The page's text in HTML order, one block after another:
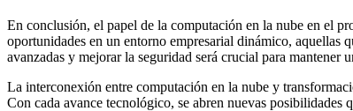
En conclusión, el papel de la computación en la nube en el
oportunidades en un entorno empresarial dinámico, aquellas
avanzadas y mejorar la seguridad será crucial para mantener
La interconexión entre computación en la nube y
Con cada avance tecnológico, se abren nuevas